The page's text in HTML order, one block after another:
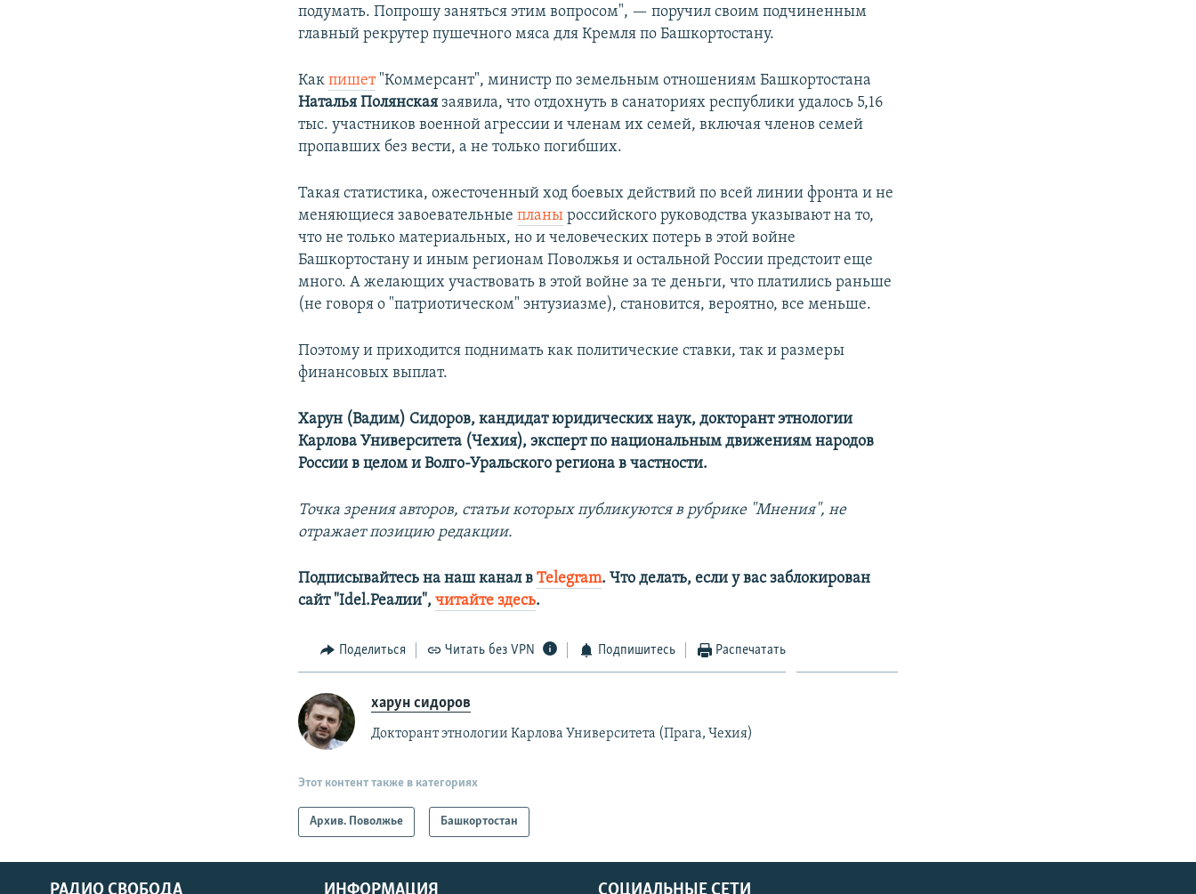
подумать. Попрошу заняться этим вопросом", — поручил своим подчиненным
главный рекрутер пушечного мяса для Кремля по Башкортостану.
Какпишет"Коммерсант", министр по земельным отношениям Башкортостана
Наталья Полянская заявила, что отдохнуть в санаториях республики удалось 5,16
тыс. участников военной агрессии и членам их семей, включая членов семей
пропавших без вести, а не только погибших.
Такая статистика, ожесточенный ход боевых действий по всей линии фронта и не
меняющиеся завоевательныепланы российского руководства указывают на то,
что не только материальных, но и человеческих потерь в этой войне
Башкортостану и иным регионам Поволжья и остальной России предстоит еще
много. А желающих участвовать в этой войне за те деньги, что платились раньше
(не говоря о "патриотическом" энтузиазме), становится, вероятно, все меньше.
Поэтому и приходится поднимать как политические ставки, так и размеры
финансовых выплат.
Харун (Вадим) Сидоров, кандидат юридических наук, докторант этнологии
Карлова Университета (Чехия), эксперт по национальным движениям народов
России в целом и Волго-Уральского региона в частности.
Точка зрения авторов, статьи которых публикуются в рубрике "Мнения", не
отражает позицию редакции.
Подписывайтесь на наш канал вTelegram. Что делать, если у вас заблокирован
сайт "Idel.Реалии",читайте здесь.
Поделиться Читать без VPN Подпишитесь Распечатать
харун сидоров
Докторант этнологии Карлова Университета (Прага, Чехия)
Этот контент также в категориях
Архив. Поволжье Башкортостан
СОЦИАЛЬНЫЕ СЕТИ
РАДИО СВОБОДА ИНФОРМАЦИЯ